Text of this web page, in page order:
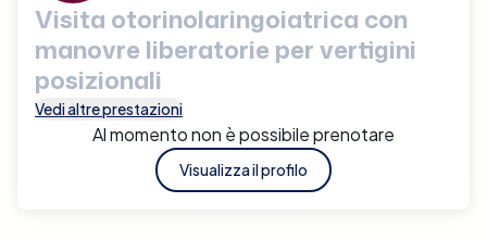
Visita otorinolaringoiatrica con
manovre liberatorie per vertigini
posizionali
Vedi altre prestazioni
Al momento non è possibile prenotare
Visualizza il profilo